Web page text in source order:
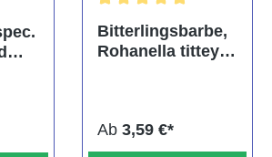
Bewertung von 5 von 5 Sternen
Bitterlingsbarbe,
Rohanella titteya,
Ab 3,59 €*